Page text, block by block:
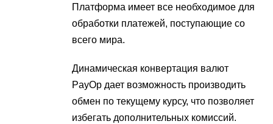
Платформа имеет все необходимое для
обработки платежей, поступающие со
всего мира.
Динамическая конвертация валют
PayOp дает возможность производить
обмен по текущему курсу, что позволяет
избегать дополнительных комиссий.